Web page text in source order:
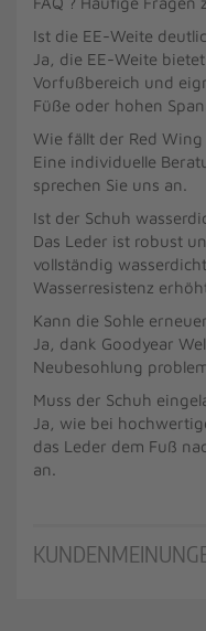
Ist die EE-Weite
Ja, die EE-Weite
Vorfußbereich und
Füße oder hohen
Wie fällt der Red
Eine individuelle
sprechen Sie uns an.
Ist der Schuh
Das Leder ist robust
vollständig
Wasserresistenz
Kann die Sohle
Ja, dank Goodyear
Neubesohlung
Muss der Schuh
Ja, wie bei
das Leder dem Fuß
an.